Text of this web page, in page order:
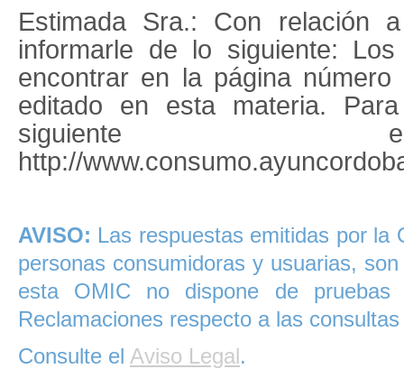
Estimada Sra.: Con relación
informarle de lo siguiente:
encontrar en la página
editado en esta materia.
siguiente
http://
AVISO: Las respuestas emitidas por la
personas consumidoras y usuarias,
esta OMIC no dispone de
Reclamaciones respecto a las
Consulte el Aviso Legal.